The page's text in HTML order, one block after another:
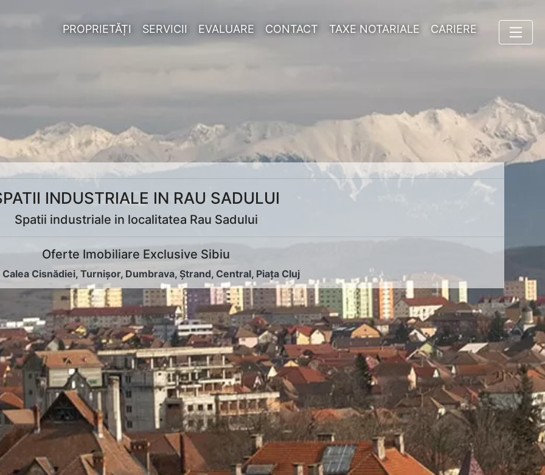
PROPRIETĂȚI SERVICII EVALUARE CONTACT TAXE NOTARIALE CARIERE
INDUSTRIALE IN RAU SADULUI
Spatii industriale in localitatea Rau Sadului
Oferte Imobiliare Exclusive Sibiu
Calea Cisnădiei,Turnișor, Dumbrava,Ștrand,Central, Piața Cluj